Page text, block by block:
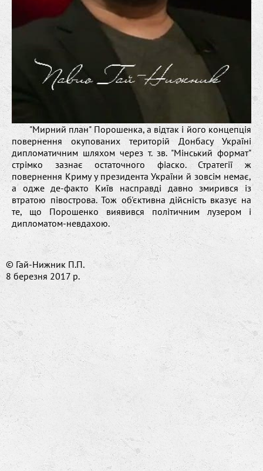
"Мирний план" Порошенка, а відтак і його концепція
повернення окупованих територій Донбасу Україні
дипломатичним шляхом через т. зв. "Мінський формат"
стрімко зазнає остаточного фіаско. Стратегії ж
повернення Криму у президента України й зовсім немає,
а одже де-факто Київ насправді давно змирився із
втратою півострова. Тож об'єктивна дійсність вказує на
те, що Порошенко виявився політичним лузером і
дипломатом-невдахою.
© Гай-Нижник П.П.
8 березня 2017 р.